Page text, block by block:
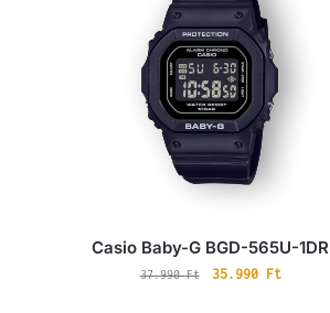
Casio Baby-G BGD-565U-1DR
37.990Ft 35.990 Ft